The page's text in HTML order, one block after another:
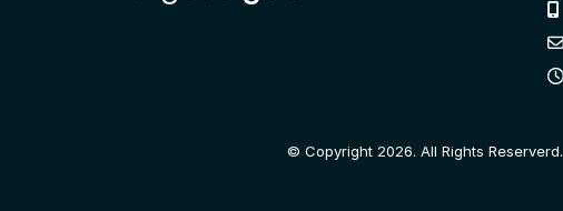
© Copyright 2026. All Rights Reserverd.